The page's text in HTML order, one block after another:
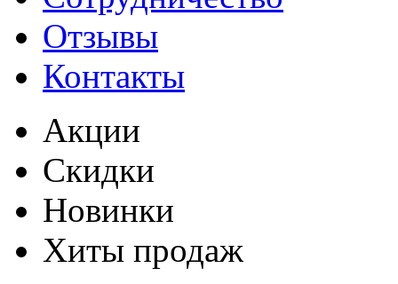
Отзывы
Контакты
Акции
Скидки
Новинки
Хиты продаж